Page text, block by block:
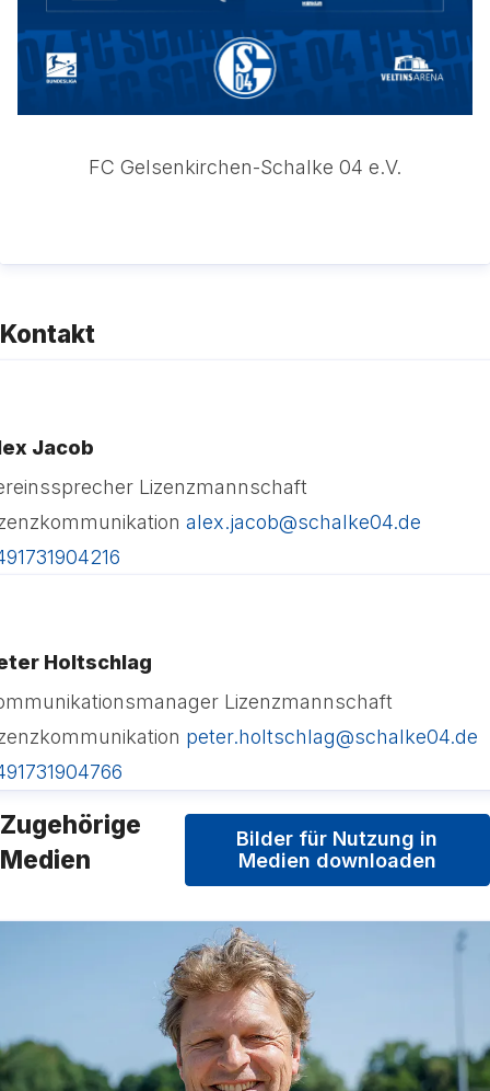
FC Gelsenkirchen-Schalke 04 e.V.
Kontakt
Jacob
Lizenzmannschaft
alex.jacob@schalke04.de
Holtschlag
Lizenzmannschaft
peter.holtschlag@schalke04.de
Zugehörige
Medien
Bilder für Nutzung in
Medien downloaden